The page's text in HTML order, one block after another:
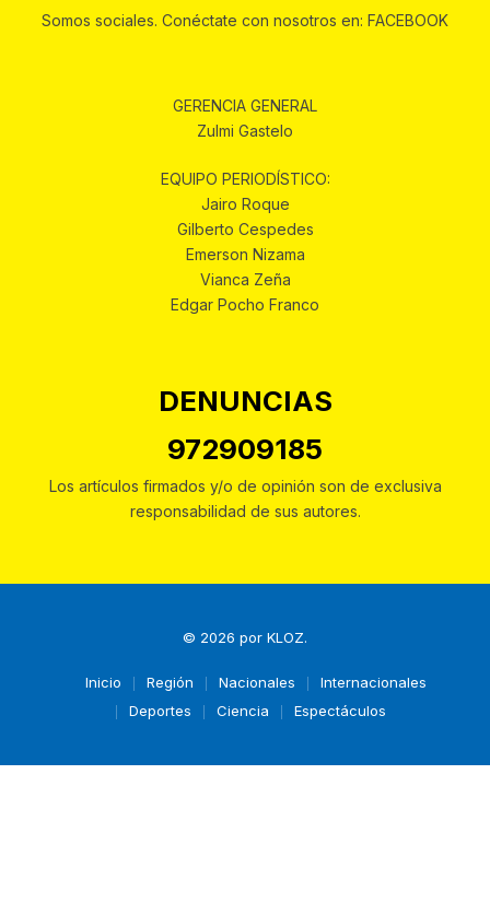
Somos sociales. Conéctate con nosotros en: FACEBOOK
GERENCIA GENERAL
Zulmi Gastelo
EQUIPO PERIODÍSTICO:
Jairo Roque
Gilberto Cespedes
Emerson Nizama
Vianca Zeña
Edgar Pocho Franco
DENUNCIAS
972909185
Los artículos firmados y/o de opinión son de exclusiva
responsabilidad de sus autores.
© 2026 por KLOZ.
Inicio Región Nacionales
Internacionales
Deportes
Ciencia Espectáculos